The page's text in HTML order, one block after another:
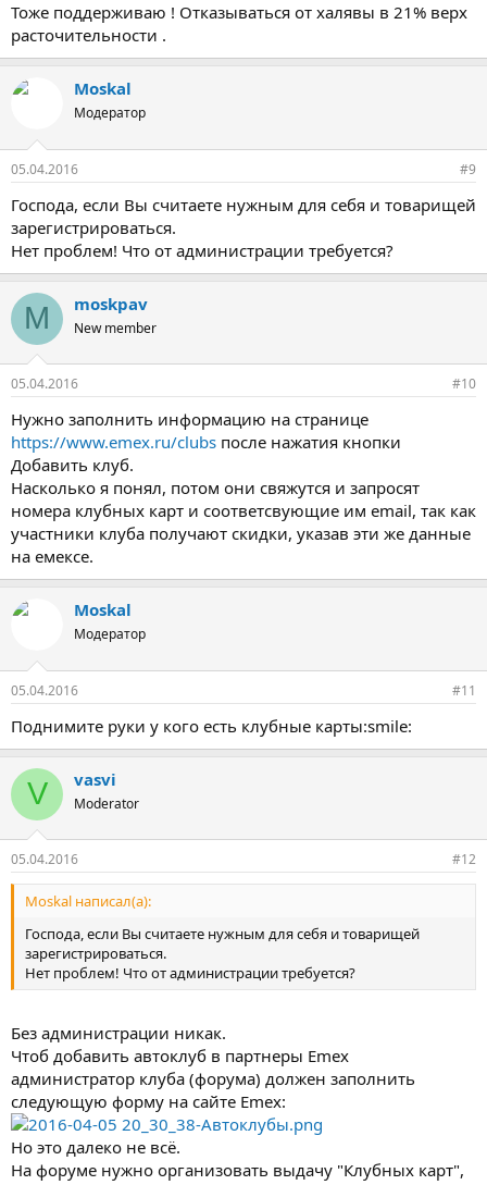
Тоже поддерживаю ! Отказываться от халявы в 21% верх
расточительности .
Moskal
Модератор
05.04.2016 #9
Господа, если Вы считаете нужным для себя и товарищей
зарегистрироваться.
Нет проблем! Что от администрации требуется?
M moskpav
New member
05.04.2016 #10
Нужно заполнить информацию на странице
https://www.emex.ru/clubs после нажатия кнопки
Добавить клуб.
Насколько я понял, потом они свяжутся и запросят
номера клубных карт и соответсвующие им email, так как
участники клуба получают скидки, указав эти же данные
на емексе.
Moskal
Модератор
05.04.2016 #11
Поднимите руки у кого есть клубные карты:smile:
V vasvi
Moderator
05.04.2016 #12
Moskal написал(а):
Господа, если Вы считаете нужным для себя и товарищей
зарегистрироваться.
Нет проблем! Что от администрации требуется?
Без администрации никак.
Чтоб добавить автоклуб в партнеры Emex
администратор клуба (форума) должен заполнить
следующую форму на сайте Emex:
Но это далеко не всё.
На форуме нужно организовать выдачу "Клубных карт",